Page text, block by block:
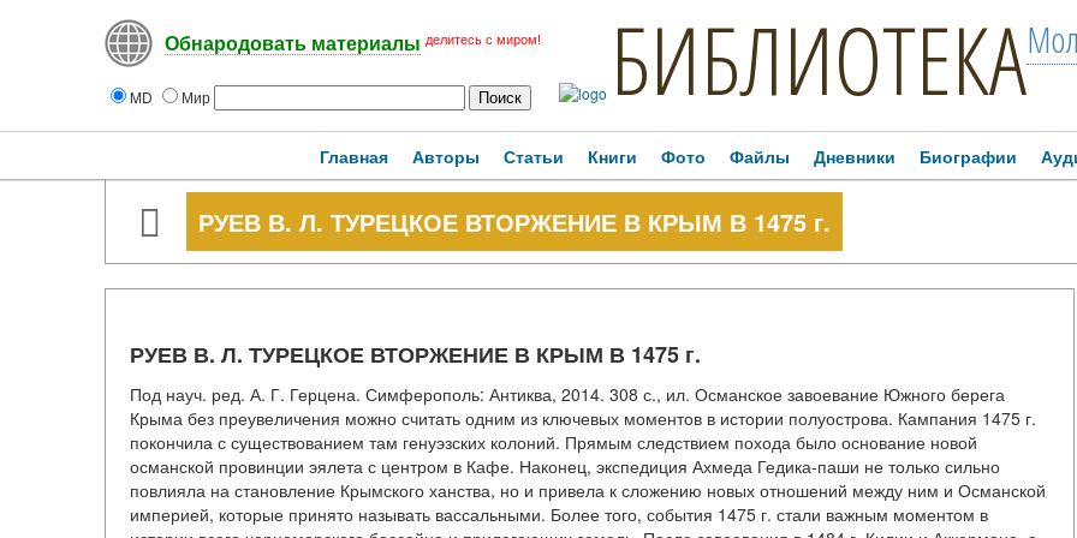
Обнародовать материалы делитесь с миром!
MD Мир БИБЛИОТЕКА
Главная Авторы Статьи Книги Фото Файлы Дневники Биографии
РУЕВ В. Л. ТУРЕЦКОЕ ВТОРЖЕНИЕ В КРЫМ В 1475 г.
РУЕВ В. Л. ТУРЕЦКОЕ ВТОРЖЕНИЕ В КРЫМ В 1475 г.
Под науч. ред. А. Г. Герцена. Симферополь: Антиква, 2014. 308 с., ил. Османское завоевание Южного берега
Крыма без преувеличения можно считать одним из ключевых моментов в истории полуострова. Кампания 1475 г.
покончила с существованием там генуэзских колоний. Прямым следствием похода было основание новой
османской провинции эялета с центром в Кафе. Наконец, экспедиция Ахмеда Гедика-паши не только сильно
повлияла на становление Крымского ханства, но и привела к сложению новых отношений между ним и Османской
империей, которые принято называть вассальными. Более того, события 1475 г. стали важным моментом в